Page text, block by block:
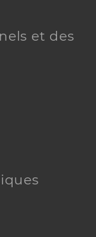
et des